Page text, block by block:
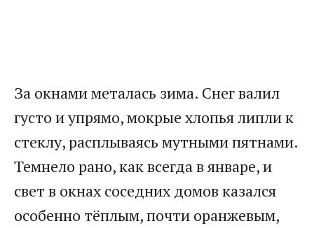
За окнами металась зима. Снег валил
густо и упрямо, мокрые хлопья липли к
стеклу, расплываясь мутными пятнами.
Темнело рано, как всегда в январе, и
свет в окнах соседних домов казался
особенно тёплым, почти оранжевым,